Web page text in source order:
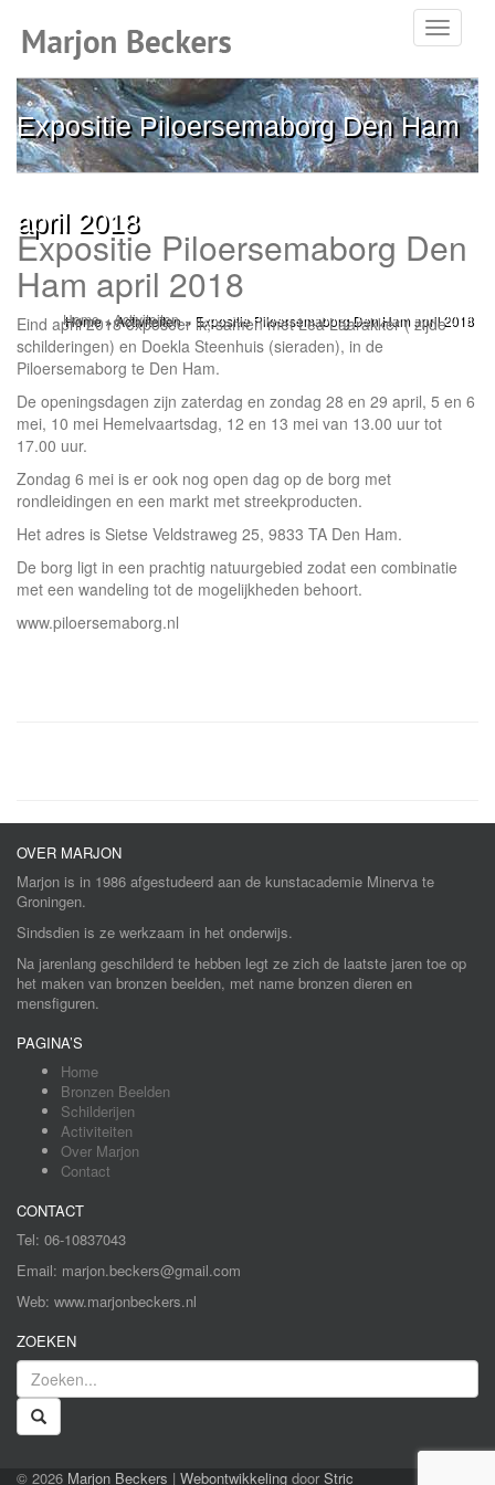
Toggle
Expositie Piloersemaborg Den Ham
april 2018
Home»Activiteiten» Expositie Piloersemaborg Den Ham april 2018
Expositie Piloersemaborg Den
Ham april 2018
Eind april 2018 exposeer ik, samen met Lea Laarakker ( zijde
schilderingen) en Doekla Steenhuis (sieraden), in de
Piloersemaborg te Den Ham.
De openingsdagen zijn zaterdag en zondag 28 en 29 april, 5 en 6
mei, 10 mei Hemelvaartsdag, 12 en 13 mei van 13.00 uur tot
17.00 uur.
Zondag 6 mei is er ook nog open dag op de borg met
rondleidingen en een markt met streekproducten.
Het adres is Sietse Veldstraweg 25, 9833 TA Den Ham.
De borg ligt in een prachtig natuurgebied zodat een combinatie
met een wandeling tot de mogelijkheden behoort.
www.piloersemaborg.nl
OVER MARJON
Marjon is in 1986 afgestudeerd aan de kunstacademie Minerva te
Groningen.
Sindsdien is ze werkzaam in het onderwijs.
Na jarenlang geschilderd te hebben legt ze zich de laatste jaren toe op
het maken van bronzen beelden, met name bronzen dieren en
mensfiguren.
PAGINA’S
Home
Bronzen Beelden
Schilderijen
Activiteiten
Over Marjon
Contact
CONTACT
Tel: 06-10837043
Email: marjon.beckers@gmail.com
Web: www.marjonbeckers.nl
ZOEKEN
© 2026 Marjon Beckers | Webontwikkeling door Stric